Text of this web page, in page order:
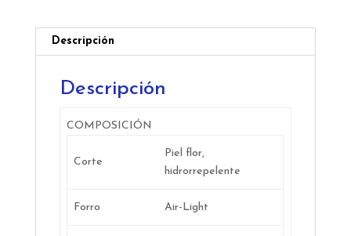
Descripción
Descripción
COMPOSICIÓN
Corte
Piel flor,
hidrorrepelente
Forro Air-Light